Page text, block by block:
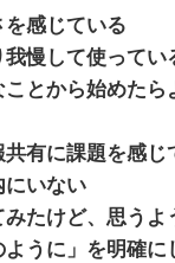
感じている
慢して使ってい
とから始めたら
有に課題を感じ
にいない
たけど、思う
うに」を明確